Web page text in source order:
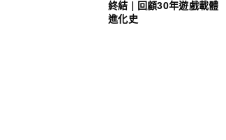
終結 | 回顧30年遊戲載體
進化史